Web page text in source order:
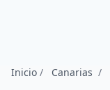
Inicio / Canarias /